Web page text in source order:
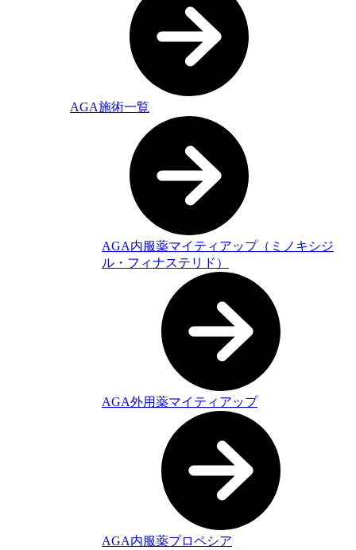
AGA施術一覧
AGA内服薬マイティアップ（ミノキシジ
ル・フィナステリド）
AGA外用薬マイティアップ
AGA内服薬プロペシア